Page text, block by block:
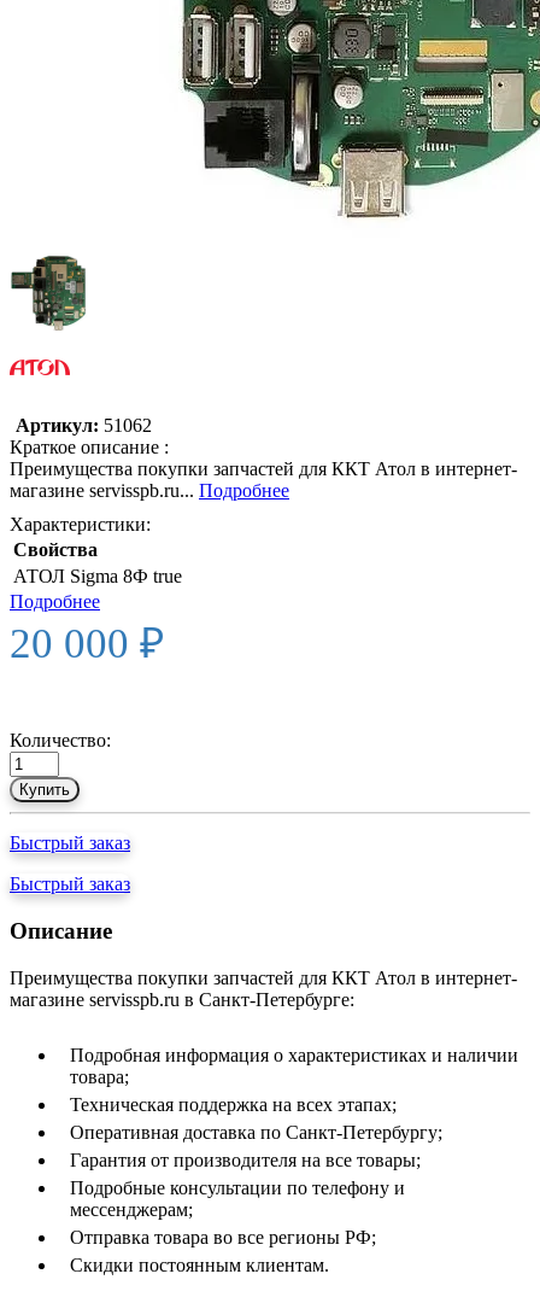
Артикул: 51062
Краткое описание :
Преимущества покупки запчастей для ККТ Атол в интернет-
магазине servisspb.ru... Подробнее
Характеристики:
Свойства
АТОЛ Sigma 8Ф true
Подробнее
20 000 ₽
Количество:
Купить
Быстрый заказ
Быстрый заказ
Описание
Преимущества покупки запчастей для ККТ Атол в интернет-
магазине servisspb.ru в Санкт-Петербурге:
Подробная информация о характеристиках и наличии
товара;
Техническая поддержка на всех этапах;
Оперативная доставка по Санкт-Петербургу;
Гарантия от производителя на все товары;
Подробные консультации по телефону и
мессенджерам;
Отправка товара во все регионы РФ;
Скидки постоянным клиентам.